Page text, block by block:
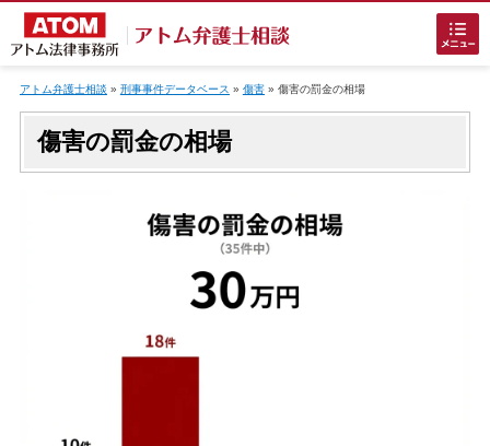
でお困りの方
アトム弁護士相談 » 刑事事件データベース » 傷害» 傷害の罰金の相場
傷害の罰金の相場